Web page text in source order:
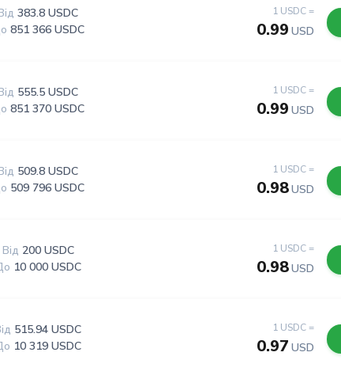
1 USDC =
0.99 USD
383.8 USDC
851 366 USDC
1 USDC =
0.99 USD
555.5 USDC
851 370 USDC
1 USDC =
0.98USD
509.8 USDC
509 796 USDC
1 USDC =
0.98USD
Від 200 USDC
10 000 USDC
1 USDC =
0.97 USD
515.94 USDC
10 319 USDC